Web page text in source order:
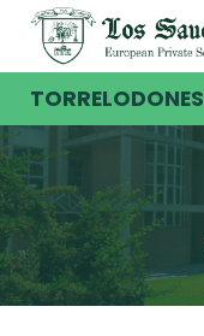
TORRELODONES